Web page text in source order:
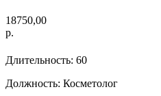
18750,00
р.
Длительность: 60
Должность: Косметолог